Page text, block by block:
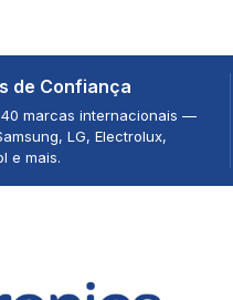
de Confiança
marcas internacionais —
LG, Electrolux,
e mais.